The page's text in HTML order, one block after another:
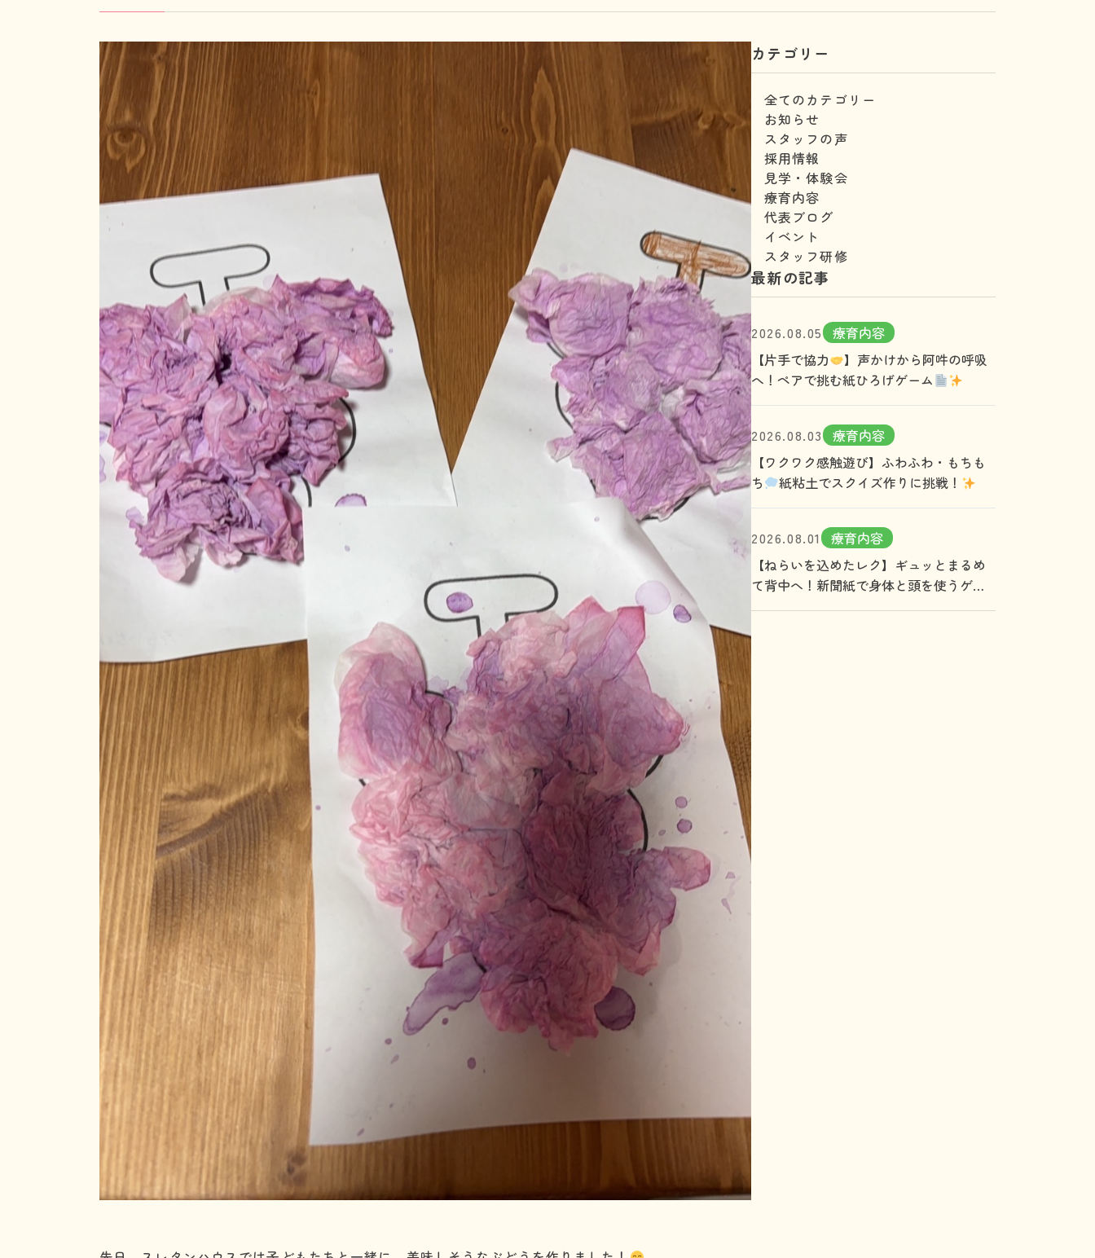
カテゴリー
全てのカテゴリー
お知らせ
スタッフの声
採用情報
見学・体験会
療育内容
代表ブログ
イベント
スタッフ研修
最新の記事
2026.08.05
療育内容
【片手で協力
】声かけから阿吽の呼吸
へ！ペアで挑む紙ひろげゲーム
2026.08.03
療育内容
【ワクワク感触遊び】ふわふわ・もちも
ち
紙粘土でスクイズ作りに挑戦！
2026.08.01
療育内容
【ねらいを込めたレク】ギュッとまるめ
て背中へ！新聞紙で身体と頭を使うゲー
ム